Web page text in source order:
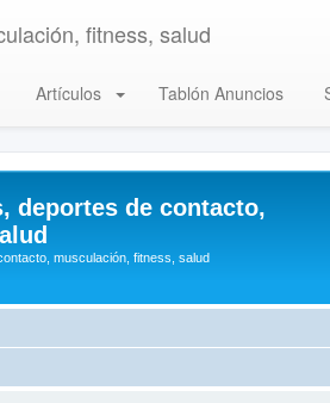
fitness, salud
Artículos Tablón Anuncios
deportes de contacto,
musculación, fitness, salud